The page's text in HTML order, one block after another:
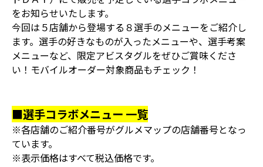
をお知らせいたします。
今回は５店舗から登場する８選手のメニューをご紹介し
ます。選手の好きなものが入ったメニューや、選手考案
メニューなど、限定アビスタグルをぜひご賞味くださ
い！モバイルオーダー対象商品もチェック！
■選手コラボメニュー 一覧
※各店舗のご紹介番号がグルメマップの店舗番号となっ
ています。
※表示価格はすべて税込価格です。